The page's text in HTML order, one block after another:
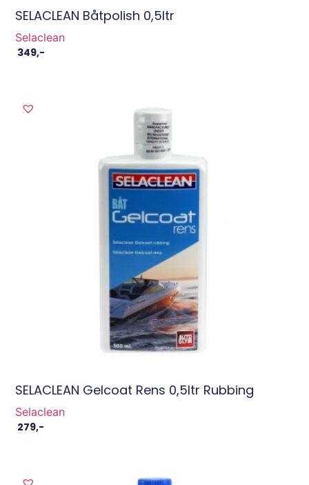
SELACLEAN Båtpolish 0,5ltr
Selaclean
349,-
SELACLEAN Gelcoat Rens 0,5ltr Rubbing
Selaclean
279,-